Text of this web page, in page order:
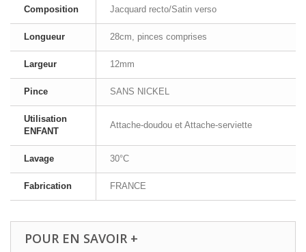
Composition Jacquard recto/Satin verso
Longueur 28cm, pinces comprises
Largeur 12mm
Pince SANS NICKEL
Utilisation
ENFANT
Attache-doudou et Attache-serviette
Lavage 30°C
Fabrication FRANCE
POUR EN SAVOIR +